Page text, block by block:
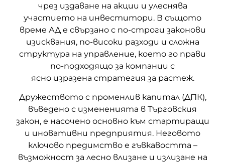
чрез издаване на акции и улеснява
участието на инвеститори. В същото
време АД е свързано с по-строги законови
изисквания, по-високи разходи и сложна
структура на управление, което го прави
по-подходящо за компании с
ясно изразена стратегия за растеж.
Дружеството с променлив капитал (ДПК),
въведено с измененията в Търговския
закон, е насочено основно към стартиращи
и иновативни предприятия. Неговото
ключово предимство е гъвкавостта –
възможност за лесно влизане и излизане на